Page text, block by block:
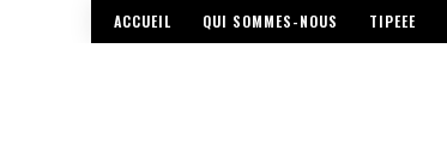
ACCUEIL QUI SOMMES-NOUS TIPEEE